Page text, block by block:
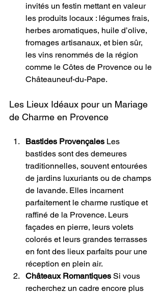
invités un festin mettant en valeur
les produits locaux : légumes frais,
herbes aromatiques, huile d’olive,
fromages artisanaux, et bien sûr,
les vins renommés de la région
comme le Côtes de Provence ou le
Châteauneuf-du-Pape.
Les Lieux Idéaux pour un Mariage
de Charme en Provence
Bastides Provençales Les
bastides sont des demeures
traditionnelles, souvent entourées
de jardins luxuriants ou de champs
de lavande. Elles incarnent
parfaitement le charme rustique et
raffiné de la Provence. Leurs
façades en pierre, leurs volets
colorés et leurs grandes terrasses
en font des lieux parfaits pour une
réception en plein air.
Châteaux Romantiques Si vous
recherchez un cadre encore plus